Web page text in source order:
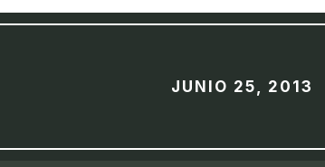
JUNIO 25, 2013